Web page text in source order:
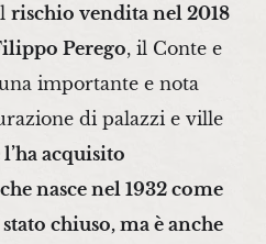
rischio vendita nel 2018
Perego, il Conte e
importante e nota
di palazzi e ville
acquisito
nasce nel 1932 come
chiuso, ma è anche